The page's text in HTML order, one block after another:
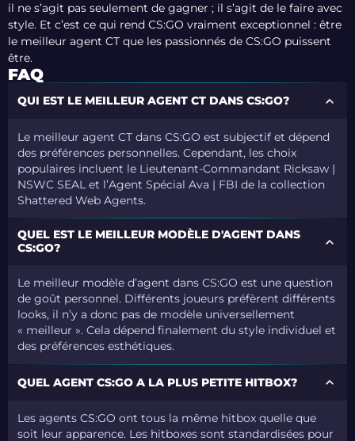
il ne s’agit pas seulement de gagner ; il s’agit de le faire avec
style. Et c’est ce qui rend CS:GO vraiment exceptionnel : être
le meilleur agent CT que les passionnés de CS:GO puissent
être.
FAQ
QUI EST LE MEILLEUR AGENT CT DANS CS:GO?
Le meilleur agent CT dans CS:GO est subjectif et dépend
des préférences personnelles. Cependant, les choix
populaires incluent le Lieutenant-Commandant Ricksaw |
NSWC SEAL et l’Agent Spécial Ava | FBI de la collection
Shattered Web Agents.
QUEL EST LE MEILLEUR MODÈLE D'AGENT DANS
CS:GO?
Le meilleur modèle d’agent dans CS:GO est une question
de goût personnel. Différents joueurs préfèrent différents
looks, il n’y a donc pas de modèle universellement
« meilleur ». Cela dépend finalement du style individuel et
des préférences esthétiques.
QUEL AGENT CS:GO A LA PLUS PETITE HITBOX?
Les agents CS:GO ont tous la même hitbox quelle que
soit leur apparence. Les hitboxes sont standardisées pour